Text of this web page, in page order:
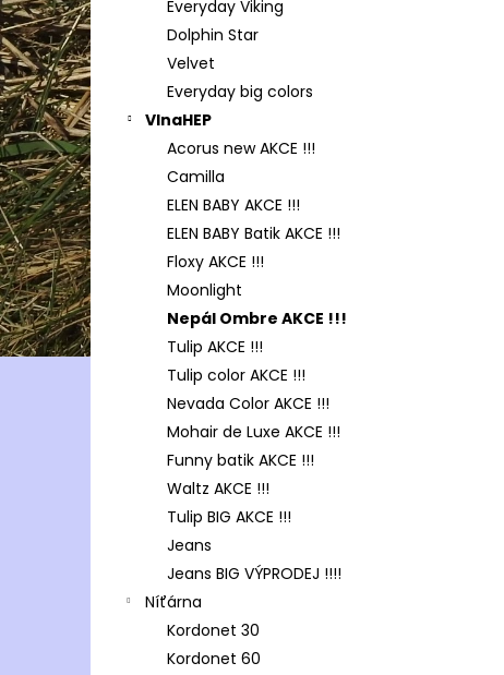
Everyday Viking
Dolphin Star
Velvet
Everyday big colors
VlnaHEP
Acorus new AKCE !!!
Camilla
ELEN BABY AKCE !!!
ELEN BABY Batik AKCE !!!
Floxy AKCE !!!
Moonlight
Nepál Ombre AKCE !!!
Tulip AKCE !!!
Tulip color AKCE !!!
Nevada Color AKCE !!!
Mohair de Luxe AKCE !!!
Funny batik AKCE !!!
Waltz AKCE !!!
Tulip BIG AKCE !!!
Jeans
Jeans BIG VÝPRODEJ !!!!
Níťárna
Kordonet 30
Kordonet 60